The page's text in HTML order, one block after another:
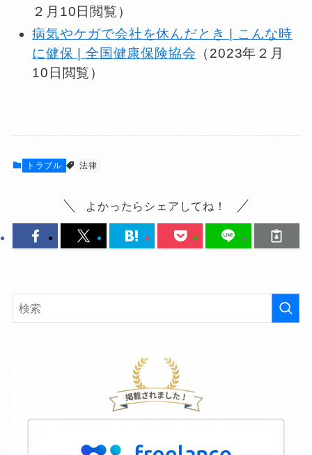
２月10日閲覧）
病気やケガで会社を休んだとき | こんな時
に健保 | 全国健康保険協会 （2023年２月
10日閲覧）
トラブル 法律
よかったらシェアしてね！